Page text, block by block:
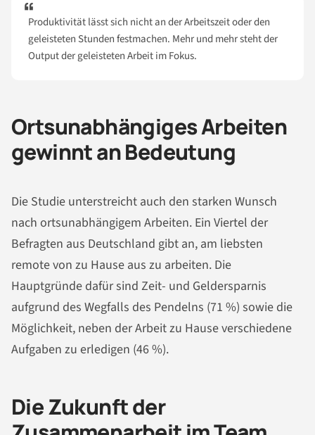
Produktivität lässt sich nicht an der Arbeitszeit oder den
geleisteten Stunden festmachen. Mehr und mehr steht der
Output der geleisteten Arbeit im Fokus.
Ortsunabhängiges Arbeiten
gewinnt an Bedeutung
Die Studie unterstreicht auch den starken Wunsch
nach ortsunabhängigem Arbeiten. Ein Viertel der
Befragten aus Deutschland gibt an, am liebsten
remote von zu Hause aus zu arbeiten. Die
Hauptgründe dafür sind Zeit- und Geldersparnis
aufgrund des Wegfalls des Pendelns (71 %) sowie die
Möglichkeit, neben der Arbeit zu Hause verschiedene
Aufgaben zu erledigen (46 %).
Die Zukunft der